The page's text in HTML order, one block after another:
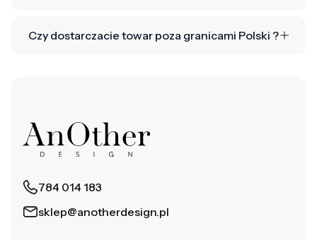
Czy dostarczacie towar poza granicami Polski ?
784 014 183
sklep@anotherdesign.pl